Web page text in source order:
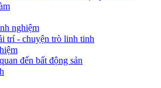
nghiệm
trí - chuyện trò linh tinh
đến bất động sản